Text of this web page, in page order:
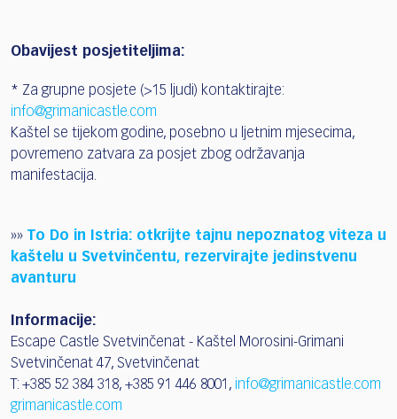
Obavijest posjetiteljima:
* Za grupne posjete (>15 ljudi) kontaktirajte:
info@grimanicastle.com
Kaštel se tijekom godine, posebno u ljetnim mjesecima,
povremeno zatvara za posjet zbog održavanja
manifestacija.
»»
To Do in Istria: otkrijte tajnu nepoznatog viteza u
kaštelu u Svetvinčentu, rezervirajte jedinstvenu
avanturu
Informacije:
Escape Castle Svetvinčenat - Kaštel Morosini-Grimani
Svetvinčenat 47, Svetvinčenat
T: +385 52 384 318, +385 91 446 8001, info@grimanicastle.com
grimanicastle.com